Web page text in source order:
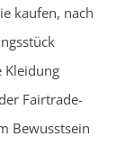
kaufen, nach
Kleidung
Fairtrade-
Bewusstsein